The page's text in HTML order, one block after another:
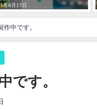
た！
作中です。
です。